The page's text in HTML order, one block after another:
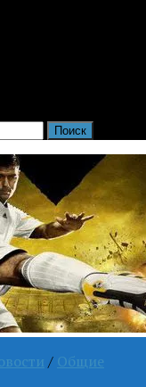
/ Общие